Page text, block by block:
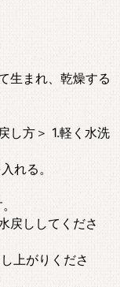
生まれ、乾燥する
し方＞ 1.軽く水洗
れる。
戻ししてくださ
上がりくださ